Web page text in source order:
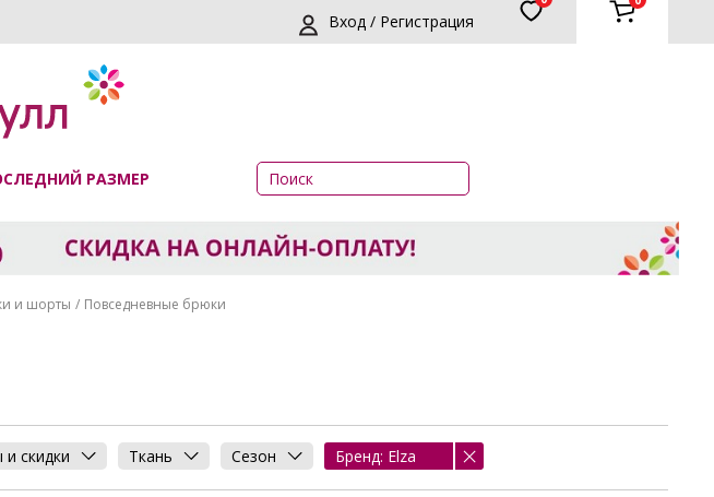
Вход / Регистрация
РАЗМЕР
и шорты Повседневные брюки
скидки Ткань Сезон Бренд: Elza